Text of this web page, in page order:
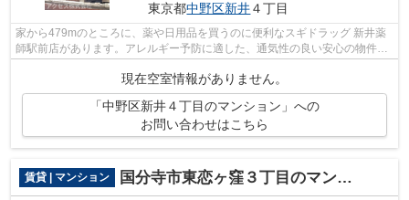
東京都中野区新井４丁目
家から479mのところに、薬や日用品を買うのに便利なスギドラッグ 新井薬
師駅前店があります。アレルギー予防に適した、通気性の良い安心の物件で
現在空室情報がありません。
「中野区新井４丁目のマンション」への
お問い合わせはこちら
賃貸 | マンション 国分寺市東恋ヶ窪３丁目のマンション